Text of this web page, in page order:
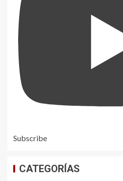
Subscribe
CATEGORÍAS